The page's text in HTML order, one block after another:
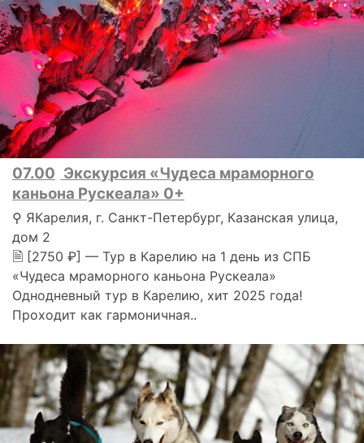
07.00 Экскурсия «Чудеса мраморного
каньона Рускеала» 0+
⚲ ЯКарелия, г. Санкт-Петербург, Казанская улица,
дом 2
🗎 [2750 ₽] — Тур в Карелию на 1 день из СПБ
«Чудеса мраморного каньона Рускеала»
Однодневный тур в Карелию, хит 2025 года!
Проходит как гармоничная..